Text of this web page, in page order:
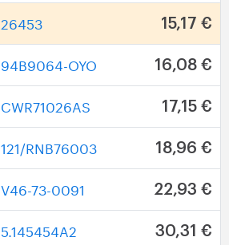
26453 15,17 €
94B9064-OYO 16,08 €
CWR71026AS 17,15 €
121/RNB76003 18,96 €
V46-73-0091 22,93 €
5.145454A2 30,31 €